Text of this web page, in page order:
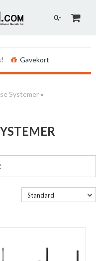
0,-
Gavekort
Systemer»
Standard